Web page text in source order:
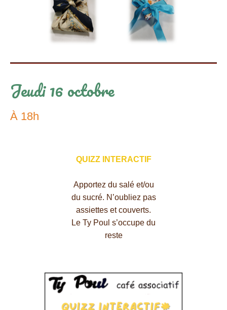
Jeudi 16 octobre
À 18h
QUIZZ INTERACTIF
Apportez du salé et/ou
du sucré. N’oubliez pas
assiettes et couverts.
Le Ty Poul s’occupe du
reste